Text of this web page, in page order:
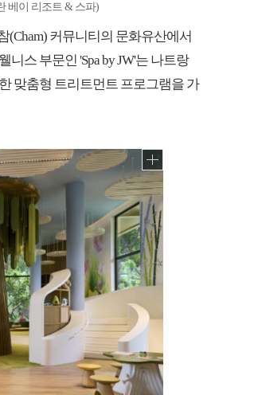
베이 리조트 & 스파)
(Cham) 커뮤니티의 문화유산에서
스 부문인 'Spa by JW'는 나트랑
맞춤형 트리트먼트 프로그램을 가